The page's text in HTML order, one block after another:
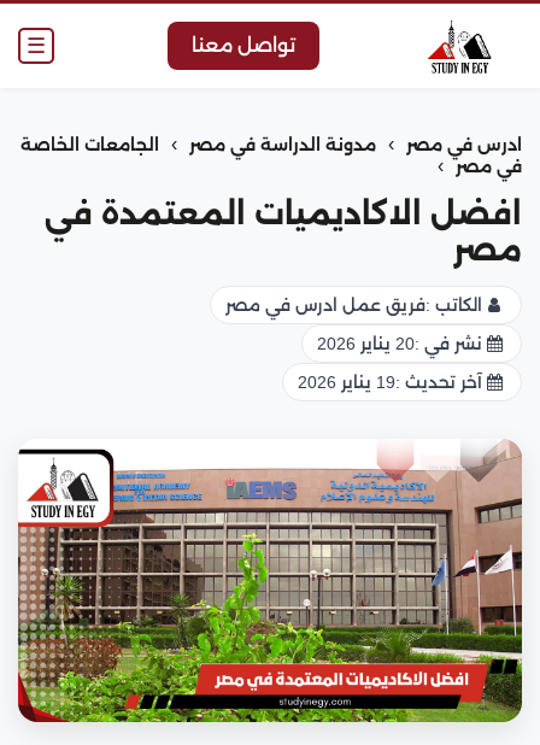
☰ تواصل معنا
ادرس في مصر › مدونة الدراسة في مصر ›
الجامعات الخاصة
في مصر
›
افضل الاكاديميات المعتمدة في
مصر
الكاتب :فريق عمل ادرس في مصر
نشر في :20 يناير 2026
آخر تحديث :19 يناير 2026